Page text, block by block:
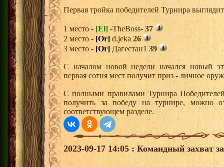
Первая тройка победителей Турнира
1 место - [El] -TheBoss- 37
2 место - [Or] d.jeka 26
3 место - [Or] Дагестан1 39
С началом новой недели начался новый
первая сотня мест получит приз - личное
С полными правилами Турнира
получить за победу на турнире, можно
соответствующем разделе.
2023-09-17 14:05 : Командный захват